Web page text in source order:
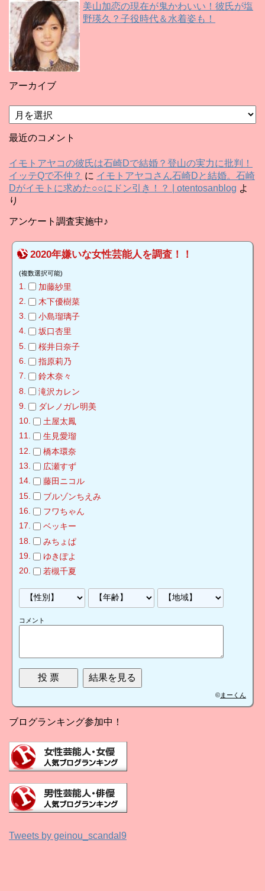
美山加恋の現在が鬼かわいい！彼氏が塩
野瑛久？子役時代＆水着姿も！
アーカイブ
ア
ー
カ
ブ
最近のコメント
イモトアヤコの彼氏は石崎Dで結婚？登山の実力に批判！
イッテQで不仲？ に イモトアヤコさん石崎Dと結婚。石崎
Dがイモトに求めた○○にドン引き！？ | otentosanblog よ
り
アンケート調査実施中♪
2020年嫌いな女性芸能人を調査！！
(複数選択可能)
加藤紗里
木下優樹菜
小島瑠璃子
坂口杏里
桜井日奈子
指原莉乃
鈴木奈々
滝沢カレン
ダレノガレ明美
土屋太鳳
生見愛瑠
橋本環奈
広瀬すず
藤田ニコル
ブルゾンちえみ
フワちゃん
ベッキー
みちょぱ
ゆきぽよ
若槻千夏
コメント
©まーくん
ブログランキング参加中！
Tweets by geinou_scandal9